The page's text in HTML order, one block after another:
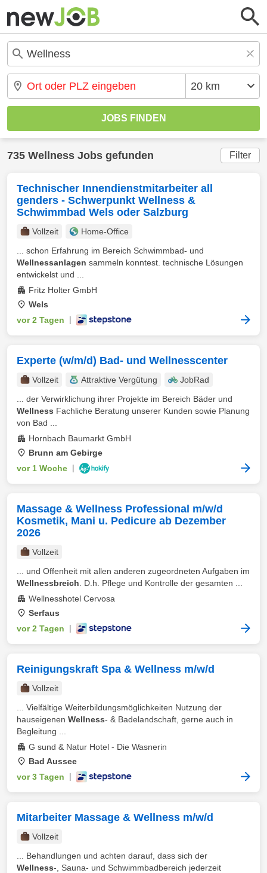
735 Wellness Jobs gefunden Filter
Technischer Innendienstmitarbeiter all
genders - Schwerpunkt Wellness &
Schwimmbad Wels oder Salzburg
Vollzeit
Home-Office
... schon Erfahrung im Bereich Schwimmbad- und
Wellnessanlagen sammeln konntest. technische Lösungen
entwickelst und ...
Fritz Holter GmbH
Wels
vor 2 Tagen
Experte (w/m/d) Bad- und Wellnesscenter
Vollzeit Attraktive Vergütung
JobRad
... der Verwirklichung ihrer Projekte im Bereich Bäder und
Wellness Fachliche Beratung unserer Kunden sowie Planung
von Bad ...
Hornbach Baumarkt GmbH
Brunn am Gebirge
vor 1 Woche
Massage & Wellness Professional m/w/d
Kosmetik, Mani u. Pedicure ab Dezember
2026
Vollzeit
... und Offenheit mit allen anderen zugeordneten Aufgaben im
Wellnessbreich . D.h. Pflege und Kontrolle der gesamten ...
Wellnesshotel Cervosa
Serfaus
vor 2 Tagen
Reinigungskraft Spa & Wellness m/w/d
Vollzeit
... Vielfältige Weiterbildungsmöglichkeiten Nutzung der
hauseigenen Wellness- & Badelandschaft, gerne auch in
Begleitung ...
G sund & Natur Hotel - Die Wasnerin
Bad Aussee
vor 3 Tagen
Mitarbeiter Massage & Wellness m/w/d
Vollzeit
... Behandlungen und achten darauf, dass sich der
Wellness-, Sauna- und Schwimmbadbereich jederzeit